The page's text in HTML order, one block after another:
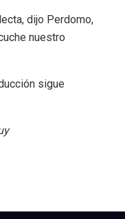
dijo Perdomo,
nuestro
sigue